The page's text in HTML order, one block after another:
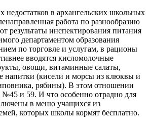
недостатков в архангельских школьных
работа по разнообразию
результаты инспектирования питания
департаментом образования
по торговле и услугам, в рационы
вводятся кисломолочные
овощи, витаминные салаты,
напитки (кисели и морсы из клюквы и
рябины). В этом отношении
и 59. И что особенно отрадно для
в меню учащихся из
которых школы кормят бесплатно.